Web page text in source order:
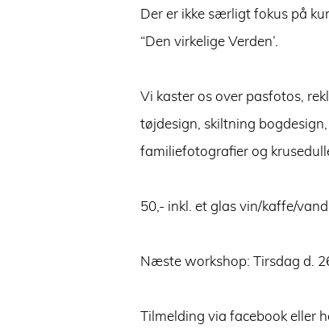
Der er ikke særligt fokus på
“Den virkelige Verden’.
Vi kaster os over pasfotos,
tøjdesign, skiltning
familiefotografier og
50,- inkl. et glas vin/kaffe/vand
Næste workshop: Tirsdag d.
Tilmelding via facebook eller